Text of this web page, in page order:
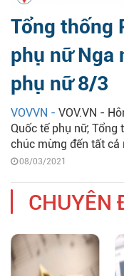
Tổng thống
phụ nữ Nga
phụ nữ 8/3
VOVVN - VOV.VN -
Quốc tế phụ nữ,
chúc mừng đến tất
08/03/2021
CHUYÊN